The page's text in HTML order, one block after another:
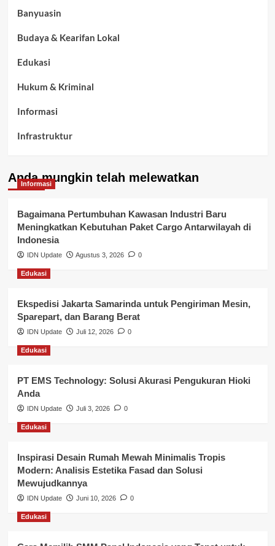
Banyuasin
Budaya & Kearifan Lokal
Edukasi
Hukum & Kriminal
Informasi
Infrastruktur
Kepegawaian & ASN Banyuasin
Kesehatan
Keuangan
Lalu Lintas
Layanan Publik Kabupaten Banyuasin
Nasional
Pemerintahan
Pendidikan
Perbankan & Keuangan
Perpajakan & Keuangan
Profil Wilayah Banyuasin
Sosial & Budaya
Sosial & Kesejahteraan
Anda mungkin telah melewatkan
Informasi
Bagaimana Pertumbuhan Kawasan Industri Baru
Meningkatkan Kebutuhan Paket Cargo Antarwilayah di
Indonesia
IDN Update Agustus 3, 2026 0
Edukasi
Ekspedisi Jakarta Samarinda untuk Pengiriman Mesin,
Sparepart, dan Barang Berat
IDN Update Juli 12, 2026 0
Edukasi
PT EMS Technology: Solusi Akurasi Pengukuran Hioki
Anda
IDN Update Juli 3, 2026 0
Edukasi
Inspirasi Desain Rumah Mewah Minimalis Tropis
Modern: Analisis Estetika Fasad dan Solusi
Mewujudkannya
IDN Update Juni 10, 2026 0
Edukasi